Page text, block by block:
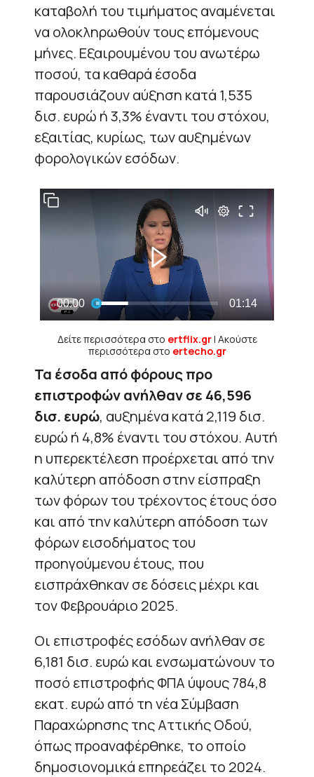
καταβολή του τιμήματος αναμένεται
να ολοκληρωθούν τους επόμενους
μήνες. Εξαιρουμένου του ανωτέρω
ποσού, τα καθαρά έσοδα
παρουσιάζουν αύξηση κατά 1,535
δισ. ευρώ ή 3,3% έναντι του στόχου,
εξαιτίας, κυρίως, των αυξημένων
φορολογικών εσόδων.
Δείτε περισσότερα στο ertflix.gr| Ακούστε
περισσότερα στο ertecho.gr
Τα έσοδα από φόρους προ
επιστροφών ανήλθαν σε 46,596
δισ. ευρώ, αυξημένα κατά 2,119 δισ.
ευρώ ή 4,8% έναντι του στόχου. Αυτή
η υπερεκτέλεση προέρχεται από την
καλύτερη απόδοση στην είσπραξη
των φόρων του τρέχοντος έτους όσο
και από την καλύτερη απόδοση των
φόρων εισοδήματος του
προηγούμενου έτους, που
εισπράχθηκαν σε δόσεις μέχρι και
τον Φεβρουάριο 2025.
Οι επιστροφές εσόδων ανήλθαν σε
6,181 δισ. ευρώ και ενσωματώνουν το
ποσό επιστροφής ΦΠΑ ύψους 784,8
εκατ. ευρώ από τη νέα Σύμβαση
Παραχώρησης της Αττικής Οδού,
όπως προαναφέρθηκε, το οποίο
δημοσιονομικά επηρεάζει το 2024.